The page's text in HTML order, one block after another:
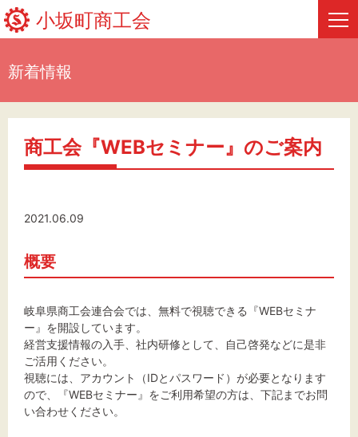
小坂町商工会
事業者・創業者の方へ
フリーページ
標準 拡大
新着情報
商工会『WEBセミナー』のご案内
2021.06.09
概要
岐阜県商工会連合会では、無料で視聴できる『WEBセミナ
ー』を開設しています。
経営支援情報の入手、社内研修として、自己啓発などに是非
ご活用ください。
視聴には、アカウント（IDとパスワード）が必要となります
ので、『WEBセミナー』をご利用希望の方は、下記までお問
い合わせください。